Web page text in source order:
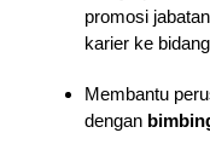
promosi
karier ke
Membantu
dengan